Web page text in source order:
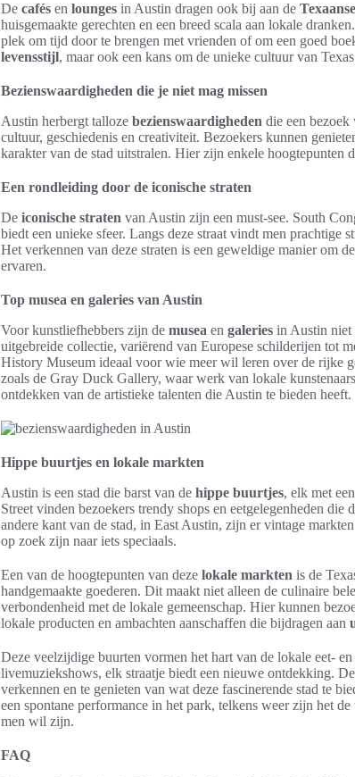
De cafés en lounges in Austin dragen ook bij aan de
huisgemaakte gerechten en een breed scala aan lokale
plek om tijd door te brengen met vrienden of om een goed
levensstijl, maar ook een kans om de unieke cultuur van
Bezienswaardigheden die je niet mag missen
Austin herbergt talloze bezienswaardigheden die een
cultuur, geschiedenis en creativiteit. Bezoekers kunnen
karakter van de stad uitstralen. Hier zijn enkele hoogtepunten
Een rondleiding door de iconische straten
De iconische straten van Austin zijn een must-see. South
biedt een unieke sfeer. Langs deze straat vindt men prachtige
Het verkennen van deze straten is een geweldige manier om
ervaren.
Top musea en galeries van Austin
Voor kunstliefhebbers zijn de musea en galeries in Austin niet
uitgebreide collectie, variërend van Europese schilderijen tot
History Museum ideaal voor wie meer wil leren over de rijke
zoals de Gray Duck Gallery, waar werk van lokale
ontdekken van de artistieke talenten die Austin te bieden heeft.
Hippe buurtjes en lokale markten
Austin is een stad die barst van de hippe buurtjes, elk met
Street vinden bezoekers trendy shops en eetgelegenheden die
andere kant van de stad, in East Austin, zijn er vintage
op zoek zijn naar iets speciaals.
Een van de hoogtepunten van deze lokale markten is de
handgemaakte goederen. Dit maakt niet alleen de culinaire
verbondenheid met de lokale gemeenschap. Hier kunnen
lokale producten en ambachten aanschaffen die bijdragen aan
Deze veelzijdige buurten vormen het hart van de lokale eet-
livemuziekshows, elk straatje biedt een nieuwe ontdekking. De
verkennen en te genieten van wat deze fascinerende stad te
een spontane performance in het park, telkens weer zijn het de
men wil zijn.
FAQ